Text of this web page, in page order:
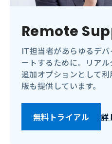
Remote
IT担当者があらゆるデ
ートするために。リア
追加オプションとして
版も提供しています。
無料トライアル 詳